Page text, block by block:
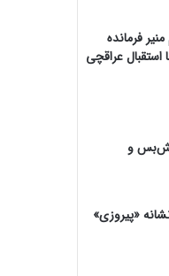
فرمانده
استقبال عراقچی
و
«پیروزی»